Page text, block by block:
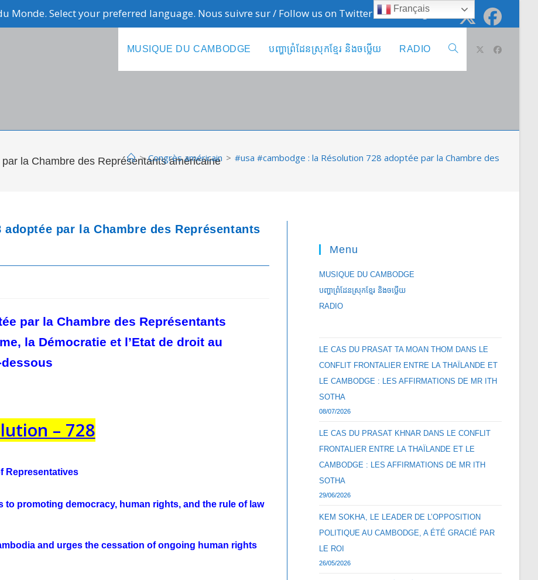
Monde. Select your preferred language. Nous suivre sur / Follow us on Twitter @cambodge_info
MUSIQUE DU CAMBODGE បញ្ហាព្រំដែនស្រុកខ្មែរ និងចឞ្លើយ RADIO Toggle
la Chambre des Représentants américaine
> Congrès américain > #usa #cambodge : la Résolution 728 adoptée par la Chambre des
par la Chambre des Représentants
par la Chambre des Représentants
la Démocratie et l’Etat de droit au
– 728
Representatives
to promoting democracy, human rights, and the rule of law
and urges the cessation of ongoing human rights
Menu
MUSIQUE DU CAMBODGE
បញ្ហាព្រំដែនស្រុកខ្មែរ និងចឞ្លើយ
RADIO
LE CAS DU PRASAT TA MOAN THOM DANS LE
CONFLIT FRONTALIER ENTRE LA THAÏLANDE ET
LE CAMBODGE : LES AFFIRMATIONS DE MR ITH
SOTHA
08/07/2026
LE CAS DU PRASAT KHNAR DANS LE CONFLIT
FRONTALIER ENTRE LA THAÏLANDE ET LE
CAMBODGE : LES AFFIRMATIONS DE MR ITH
SOTHA
29/06/2026
KEM SOKHA, LE LEADER DE L’OPPOSITION
POLITIQUE AU CAMBODGE, A ÉTÉ GRACIÉ PAR
LE ROI
26/05/2026
Français